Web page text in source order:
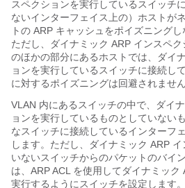
スペクションを実行しているスイッチ
ないインターフェイス上の）ホストが
トの ARP キャッシュをポイズニングし
ただし、ダイナミック ARP インスペ
のほかの部分にあるホストでは、ダイ
ョンを実行しているスイッチに接続し
に対するポイズニングは回避されません
VLAN 内にあるスイッチの中で、ダイ
ョンを実行しているものとしていない
なスイッチに接続しているインターフ
します。ただし、ダイナミック ARP
いないスイッチからのパケットのバイ
は、ARP ACL を使用してダイナミック
実行するようにスイッチを設定します